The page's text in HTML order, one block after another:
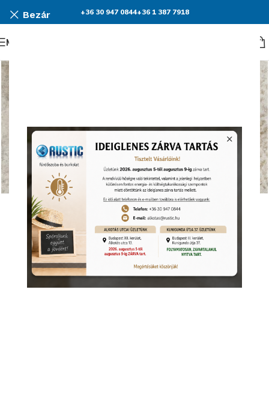
Bezár +36 30 947 0844+36 1 387 7918
Menü